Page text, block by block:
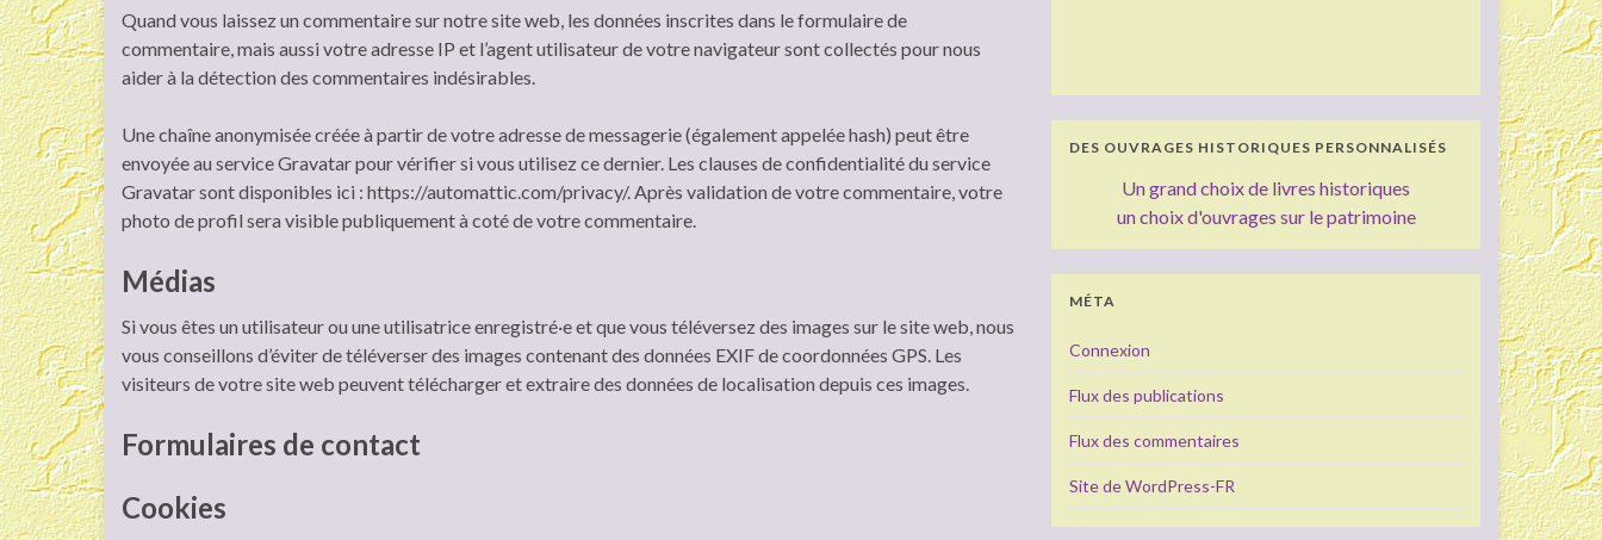
Quand vous laissez un commentaire sur notre site web, les données inscrites dans le formulaire de
commentaire, mais aussi votre adresse IP et l’agent utilisateur de votre navigateur sont collectés pour nous
aider à la détection des commentaires indésirables.
Une chaîne anonymisée créée à partir de votre adresse de messagerie (également appelée hash) peut être
envoyée au service Gravatar pour vérifier si vous utilisez ce dernier. Les clauses de confidentialité du service
Gravatar sont disponibles ici : https://automattic.com/privacy/. Après validation de votre commentaire, votre
photo de profil sera visible publiquement à coté de votre commentaire.
Médias
Si vous êtes un utilisateur ou une utilisatrice enregistré·e et que vous téléversez des images sur le site web, nous
vous conseillons d’éviter de téléverser des images contenant des données EXIF de coordonnées GPS. Les
visiteurs de votre site web peuvent télécharger et extraire des données de localisation depuis ces images.
Formulaires de contact
Cookies
DES OUVRAGES HISTORIQUES PERSONNALISÉS
Un grand choix de livres historiques
un choix d'ouvrages sur le patrimoine
MÉTA
Connexion
Flux des publications
Flux des commentaires
Site de WordPress-FR